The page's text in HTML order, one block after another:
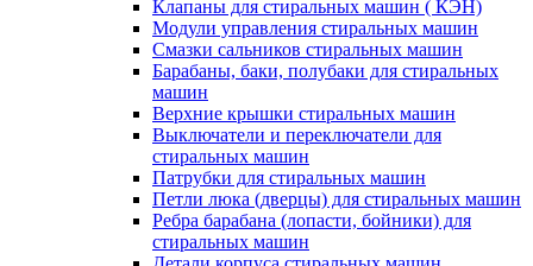
Клапаны для стиральных машин ( КЭН)
Модули управления стиральных машин
Смазки сальников стиральных машин
Барабаны, баки, полубаки для стиральных
машин
Верхние крышки стиральных машин
Выключатели и переключатели для
стиральных машин
Патрубки для стиральных машин
Петли люка (дверцы) для стиральных машин
Ребра барабана (лопасти, бойники) для
стиральных машин